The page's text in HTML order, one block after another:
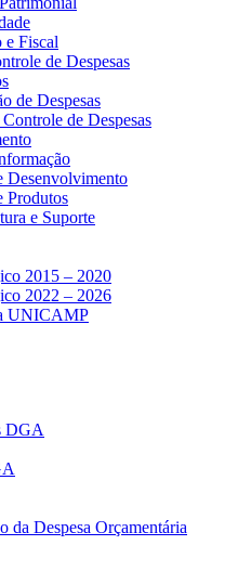
e Fiscal
de Despesas
de Despesas
de Despesas
Desenvolvimento
Produtos
e Suporte
2015 – 2020
2022 – 2026
UNICAMP
DGA
da Despesa Orçamentária